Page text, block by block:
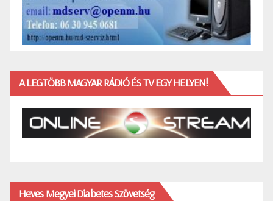
A LEGTÖBB MAGYAR RÁDIÓ ÉS TV EGY HELYEN!
Heves Megyei Diabetes Szövetség